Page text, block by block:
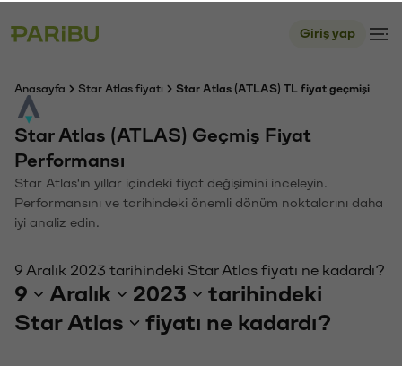
Giriş yap
Anasayfa Star Atlas fiyatı Star Atlas (ATLAS) TL fiyat geçmişi
Star Atlas (ATLAS) Geçmiş Fiyat
Performansı
Star Atlas'ın yıllar içindeki fiyat değişimini inceleyin.
Performansını ve tarihindeki önemli dönüm noktalarını daha
iyi analiz edin.
9 Aralık 2023 tarihindeki Star Atlas fiyatı ne kadardı?
9 Aralık 2023
tarihindeki
Star Atlas
fiyatı ne kadardı?